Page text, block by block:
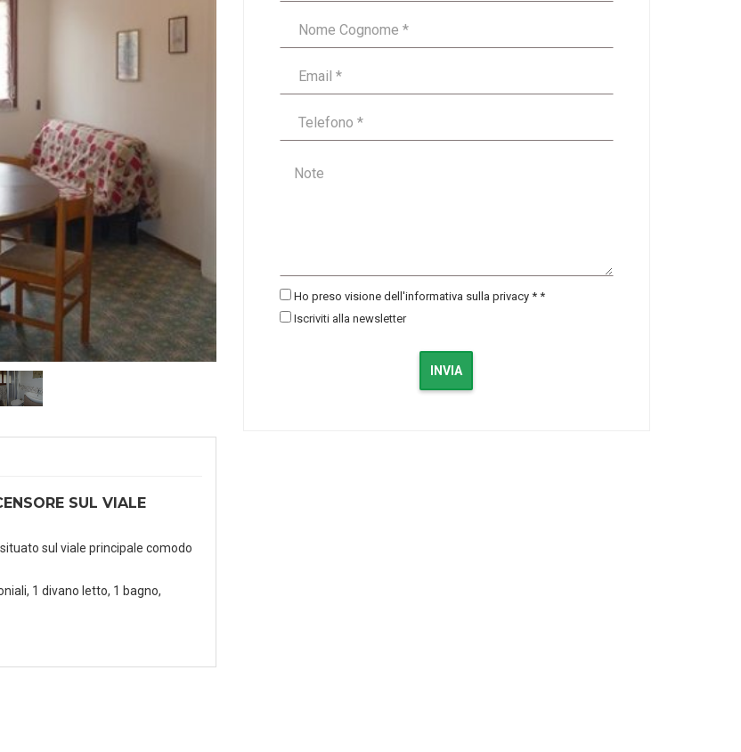
SUL VIALE
sul viale principale comodo
1 divano letto, 1 bagno,
Ho preso visione dell'informativa sulla privacy **
Iscriviti alla newsletter
INVIA